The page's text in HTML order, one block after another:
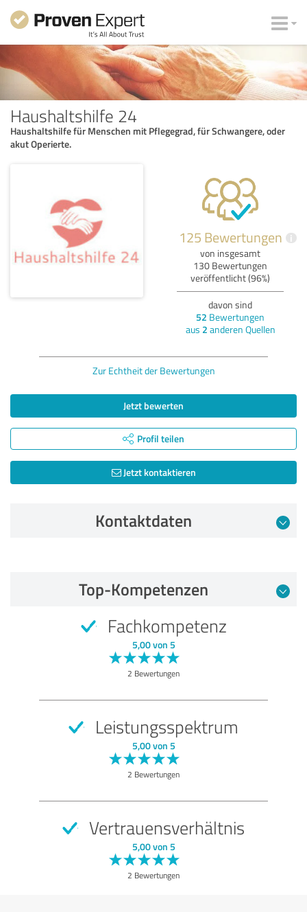
Haushaltshilfe 24
Haushaltshilfe für Menschen mit Pflegegrad, für Schwangere, oder
akut Operierte.
125 Bewertungen i
von insgesamt
130 Bewertungen
veröffentlicht (96%)
davon sind
52 Bewertungen
aus 2 anderen Quellen
Zur Echtheit der Bewertungen
Jetzt bewerten
Profil teilen
Jetzt kontaktieren
Kontaktdaten
Empfehlung
Bewertung anzeigen
Top-Kompetenzen
Fachkompetenz
5,00 von 5
2 Bewertungen
Leistungsspektrum
5,00 von 5
2 Bewertungen
Vertrauensverhältnis
5,00 von 5
2 Bewertungen